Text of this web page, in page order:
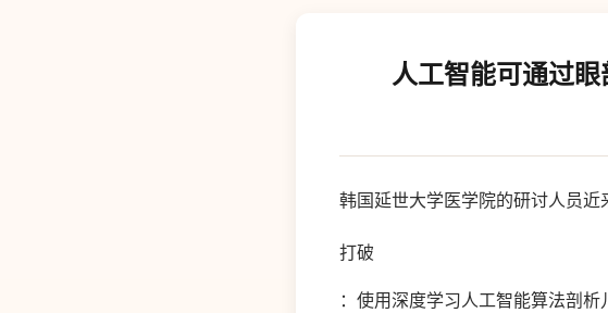
人工智能可通过
韩国延世大学医学院的研讨人员近
打破
：使用深度学习人工智能算法剖